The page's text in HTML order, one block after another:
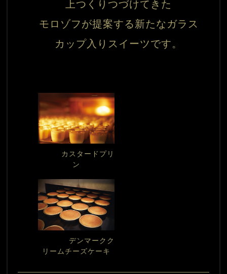
上つくりつづけてきた
モロゾフが提案する新たなガラス
カップ入りスイーツです。
カスタードプリ
ン
デンマークク
リームチーズケーキ